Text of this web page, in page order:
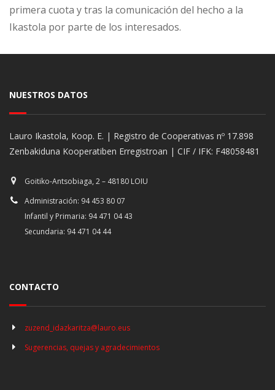
primera cuota y tras la comunicación del hecho a la
Ikastola por parte de los interesados.
NUESTROS DATOS
Lauro Ikastola, Koop. E. | Registro de Cooperativas nº 17.898
Zenbakiduna Kooperatiben Erregistroan | CIF / IFK: F48058481
Goitiko-Antsobiaga, 2 – 48180 LOIU
Administración: 94 453 80 07
Infantil y Primaria: 94 471 04 43
Secundaria: 94 471 04 44
CONTACTO
zuzend_idazkaritza@lauro.eus
Sugerencias, quejas y agradecimientos